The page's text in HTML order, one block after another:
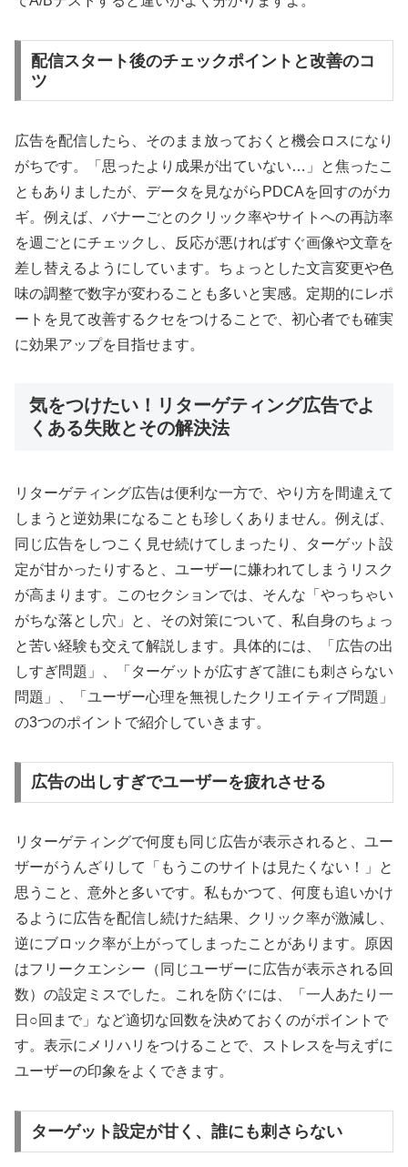
配信スタート後のチェックポイントと改善のコ
ツ
広告を配信したら、そのまま放っておくと機会ロスになり
がちです。「思ったより成果が出ていない…」と焦ったこ
ともありましたが、データを見ながらPDCAを回すのがカ
ギ。例えば、バナーごとのクリック率やサイトへの再訪率
を週ごとにチェックし、反応が悪ければすぐ画像や文章を
差し替えるようにしています。ちょっとした文言変更や色
味の調整で数字が変わることも多いと実感。定期的にレポ
ートを見て改善するクセをつけることで、初心者でも確実
に効果アップを目指せます。
気をつけたい！リターゲティング広告でよ
くある失敗とその解決法
リターゲティング広告は便利な一方で、やり方を間違えて
しまうと逆効果になることも珍しくありません。例えば、
同じ広告をしつこく見せ続けてしまったり、ターゲット設
定が甘かったりすると、ユーザーに嫌われてしまうリスク
が高まります。このセクションでは、そんな「やっちゃい
がちな落とし穴」と、その対策について、私自身のちょっ
と苦い経験も交えて解説します。具体的には、「広告の出
しすぎ問題」、「ターゲットが広すぎて誰にも刺さらない
問題」、「ユーザー心理を無視したクリエイティブ問題」
の3つのポイントで紹介していきます。
広告の出しすぎでユーザーを疲れさせる
リターゲティングで何度も同じ広告が表示されると、ユー
ザーがうんざりして「もうこのサイトは見たくない！」と
思うこと、意外と多いです。私もかつて、何度も追いかけ
るように広告を配信し続けた結果、クリック率が激減し、
逆にブロック率が上がってしまったことがあります。原因
はフリークエンシー（同じユーザーに広告が表示される回
数）の設定ミスでした。これを防ぐには、「一人あたり一
日○回まで」など適切な回数を決めておくのがポイントで
す。表示にメリハリをつけることで、ストレスを与えずに
ユーザーの印象をよくできます。
ターゲット設定が甘く、誰にも刺さらない